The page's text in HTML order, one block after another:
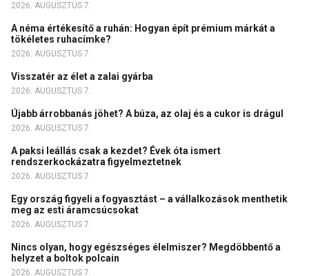
2026. AUGUSZTUS 7.
A néma értékesítő a ruhán: Hogyan épít prémium márkát a
tökéletes ruhacímke?
2026. AUGUSZTUS 7.
Visszatér az élet a zalai gyárba
2026. AUGUSZTUS 7.
Újabb árrobbanás jöhet? A búza, az olaj és a cukor is drágul
2026. AUGUSZTUS 7.
A paksi leállás csak a kezdet? Évek óta ismert
rendszerkockázatra figyelmeztetnek
2026. AUGUSZTUS 7.
Egy ország figyeli a fogyasztást – a vállalkozások menthetik
meg az esti áramcsúcsokat
2026. AUGUSZTUS 7.
Nincs olyan, hogy egészséges élelmiszer? Megdöbbentő a
helyzet a boltok polcain
2026. AUGUSZTUS 7.